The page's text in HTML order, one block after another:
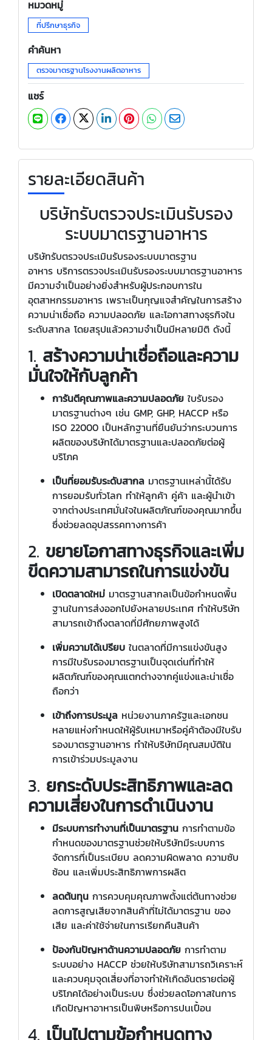
หมวดหมู่
ที่ปรึกษาธุรกิจ
คำค้นหา
ตรวจมาตรฐานโรงงานผลิตอาหาร
แชร์
รายละเอียดสินค้า
บริษัทรับตรวจประเมินรับรอง
ระบบมาตรฐานอาหาร
บริษัทรับตรวจประเมินรับรองระบบมาตรฐาน
อาหาร บริการตรวจประเมินรับรองระบบมาตรฐานอาหาร
มีความจำเป็นอย่างยิ่งสำหรับผู้ประกอบการใน
อุตสาหกรรมอาหาร เพราะเป็นกุญแจสำคัญในการสร้าง
ความน่าเชื่อถือ ความปลอดภัย และโอกาสทางธุรกิจใน
ระดับสากล โดยสรุปแล้วความจำเป็นมีหลายมิติ ดังนี้
1. สร้างความน่าเชื่อถือและความ
มั่นใจให้กับลูกค้า
การันตีคุณภาพและความปลอดภัย ใบรับรอง
มาตรฐานต่างๆ เช่น GMP, GHP, HACCP หรือ
ISO 22000 เป็นหลักฐานที่ยืนยันว่ากระบวนการ
ผลิตของบริษัทได้มาตรฐานและปลอดภัยต่อผู้
บริโภค
เป็นที่ยอมรับระดับสากล มาตรฐานเหล่านี้ได้รับ
การยอมรับทั่วโลก ทำให้ลูกค้า คู่ค้า และผู้นำเข้า
จากต่างประเทศมั่นใจในผลิตภัณฑ์ของคุณมากขึ้น
ซึ่งช่วยลดอุปสรรคทางการค้า
2. ขยายโอกาสทางธุรกิจและเพิ่ม
ขีดความสามารถในการแข่งขัน
เปิดตลาดใหม่ มาตรฐานสากลเป็นข้อกำหนดพื้น
ฐานในการส่งออกไปยังหลายประเทศ ทำให้บริษัท
สามารถเข้าถึงตลาดที่มีศักยภาพสูงได้
เพิ่มความได้เปรียบ ในตลาดที่มีการแข่งขันสูง
การมีใบรับรองมาตรฐานเป็นจุดเด่นที่ทำให้
ผลิตภัณฑ์ของคุณแตกต่างจากคู่แข่งและน่าเชื่อ
ถือกว่า
เข้าถึงการประมูล หน่วยงานภาครัฐและเอกชน
หลายแห่งกำหนดให้ผู้รับเหมาหรือคู่ค้าต้องมีใบรับ
รองมาตรฐานอาหาร ทำให้บริษัทมีคุณสมบัติใน
การเข้าร่วมประมูลงาน
3. ยกระดับประสิทธิภาพและลด
ความเสี่ยงในการดำเนินงาน
มีระบบการทำงานที่เป็นมาตรฐาน การทำตามข้อ
กำหนดของมาตรฐานช่วยให้บริษัทมีระบบการ
จัดการที่เป็นระเบียบ ลดความผิดพลาด ความซับ
ซ้อน และเพิ่มประสิทธิภาพการผลิต
ลดต้นทุน การควบคุมคุณภาพตั้งแต่ต้นทางช่วย
ลดการสูญเสียจากสินค้าที่ไม่ได้มาตรฐาน ของ
เสีย และค่าใช้จ่ายในการเรียกคืนสินค้า
ป้องกันปัญหาด้านความปลอดภัย การทำตาม
ระบบอย่าง HACCP ช่วยให้บริษัทสามารถวิเคราะห์
และควบคุมจุดเสี่ยงที่อาจทำให้เกิดอันตรายต่อผู้
บริโภคได้อย่างเป็นระบบ ซึ่งช่วยลดโอกาสในการ
เกิดปัญหาอาหารเป็นพิษหรือการปนเปื้อน
4. เป็นไปตามข้อกำหนดทาง